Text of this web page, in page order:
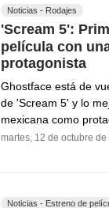
Noticias - Rodajes
'Scream 5':
película con
protagonista
Ghostface está de
de 'Scream 5' y lo
mexicana como
martes, 12 de octubre de
Noticias - Estreno de